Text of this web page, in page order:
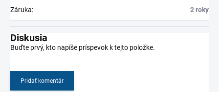
Záruka: 2 roky
Diskusia
Buďte prvý, kto napíše príspevok k tejto položke.
Pridať komentár